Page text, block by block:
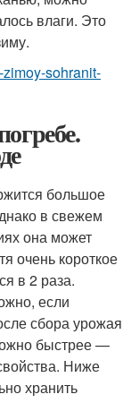
влаги. Это
sohranit-
большое
в свежем
она может
очень короткое
в 2 раза.
если
сбора урожая
быстрее —
Ниже
хранить